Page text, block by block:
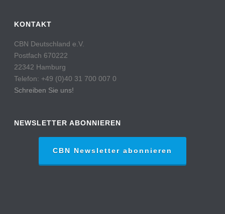
KONTAKT
CBN Deutschland e.V.
Postfach 670222
22342 Hamburg
Telefon: +49 (0)40 31 700 007 0
Schreiben Sie uns!
NEWSLETTER ABONNIEREN
CBN Newsletter abonnieren